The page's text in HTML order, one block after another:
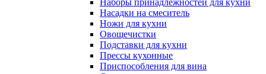
Наборы принадлежностей для кухни
Насадки на смеситель
Ножи для кухни
Овощечистки
Подставки для кухни
Прессы кухонные
Приспособления для вина